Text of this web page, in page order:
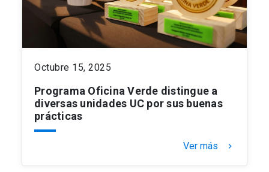
Octubre 15, 2025
Programa Oficina Verde distingue a
diversas unidades UC por sus buenas
prácticas
Ver más keyboard_arrow_right